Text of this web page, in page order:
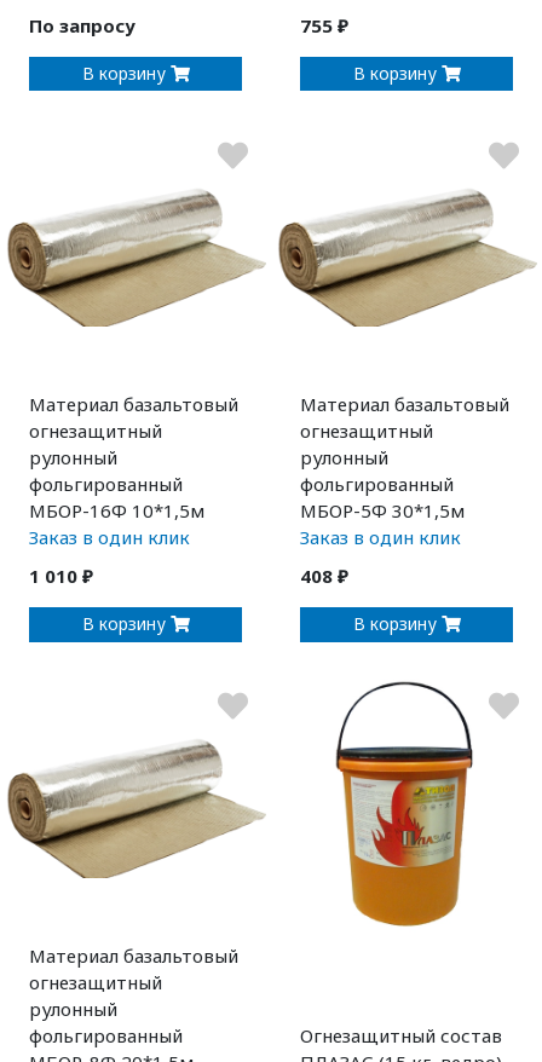
По запросу
В корзину
755 ₽
В корзину
Материал базальтовый
огнезащитный
рулонный
фольгированный
МБОР-16Ф 10*1,5м
Заказ в один клик
1 010 ₽
В корзину
Материал базальтовый
огнезащитный
рулонный
фольгированный
МБОР-5Ф 30*1,5м
Заказ в один клик
408 ₽
В корзину
Материал базальтовый
огнезащитный
рулонный
фольгированный
Огнезащитный состав